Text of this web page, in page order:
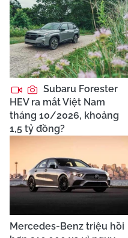
Subaru Forester
HEV ra mắt Việt Nam
tháng 10/2026, khoảng
1,5 tỷ đồng?
Mercedes-Benz triệu hồi